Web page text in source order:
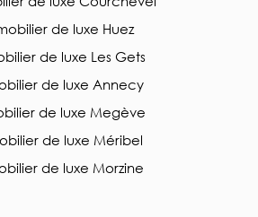
de luxe Huez
de luxe Les Gets
de luxe Annecy
de luxe Megève
de luxe Méribel
de luxe Morzine